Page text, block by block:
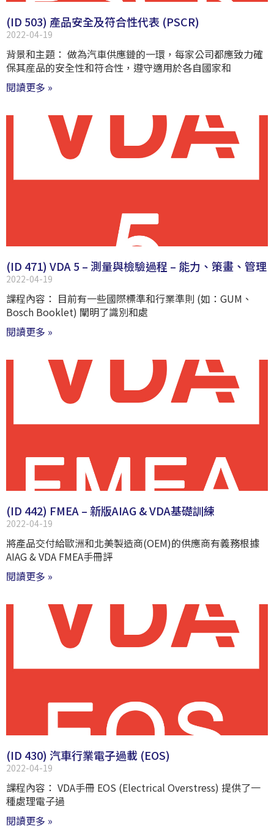
(ID 503) 產品安全及符合性代表 (PSCR)
2022-04-19
背景和主題： 做為汽車供應鏈的一環，每家公司都應致力確
保其産品的安全性和符合性，遵守適用於各自國家和
閱讀更多 »
(ID 471) VDA 5 – 測量與檢驗過程 – 能力、策畫、管理
2022-04-19
課程內容： 目前有一些國際標準和行業準則 (如：GUM、
Bosch Booklet) 闡明了識別和處
閱讀更多 »
(ID 442) FMEA – 新版AIAG & VDA基礎訓練
2022-04-19
將產品交付給歐洲和北美製造商(OEM)的供應商有義務根據
AIAG & VDA FMEA手冊評
閱讀更多 »
(ID 430) 汽車行業電子過載 (EOS)
2022-04-19
課程內容： VDA手冊 EOS (Electrical Overstress) 提供了一
種處理電子過
閱讀更多 »